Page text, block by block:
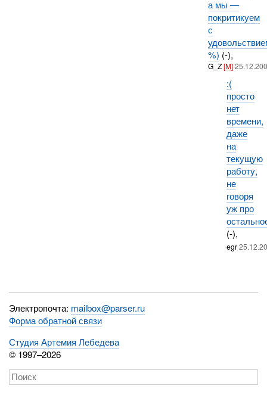
а мы —
покритикуем
с
%) (-),
G_Z[M]
:(
просто
нет
времени,
даже
на
текущую
работу,
не
говоря
уж про
(-),
egr
Электропочта: mailbox@parser.ru
Форма обратной связи
Студия Артемия Лебедева
© 1997–2026